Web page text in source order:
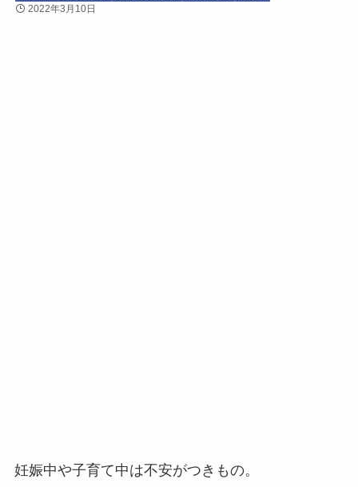
2022年3月10日
妊娠中や子育て中は不安がつきもの。